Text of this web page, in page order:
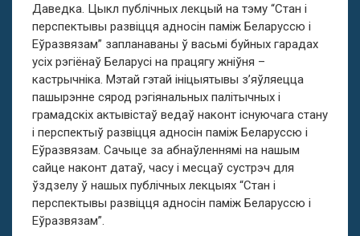
Даведка. Цыкл публічных лекцый на тэму “Стан і
перспектывы развіцця адносін паміж Беларуссю і
Еўразвязам” запланаваны ў васьмі буйных гарадах
усіх рэгіёнаў Беларусі на працягу жніўня –
кастрычніка. Мэтай гэтай ініцыятывы з’яўляецца
пашырэнне сярод рэгіянальных палітычных і
грамадскіх актывістаў ведаў наконт існуючага стану
і перспектыў развіцця адносін паміж Беларуссю і
Еўразвязам. Сачыце за абнаўленнямі на нашым
сайце наконт датаў, часу і месцаў сустрэч для
ўздзелу ў нашых публічных лекцыях “Стан і
перспектывы развіцця адносін паміж Беларуссю і
Еўразвязам”.